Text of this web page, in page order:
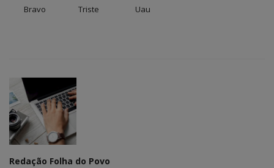
Bravo Triste Uau
Redação Folha do Povo